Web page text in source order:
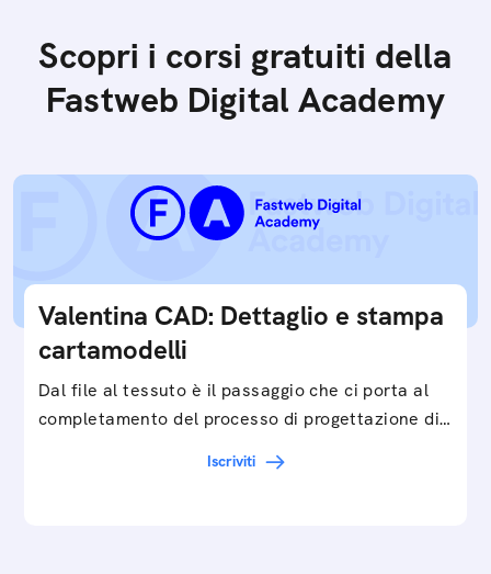
Scopri i corsi gratuiti della
Fastweb Digital Academy
Valentina CAD: Dettaglio e stampa
cartamodelli
Dal file al tessuto è il passaggio che ci porta al
completamento del processo di progettazione di
Iscriviti